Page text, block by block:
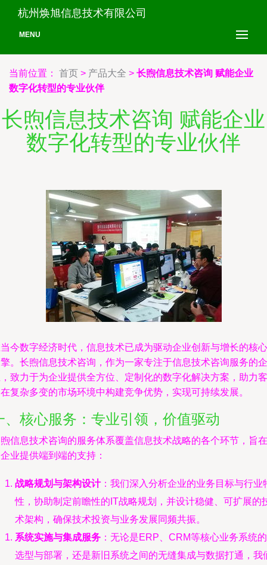
杭州焕旭信息技术有限公司
MENU
当前位置： 首页 > 产品大全 > 长煦信息技术咨询 赋能企业
数字化转型的专业伙伴
长煦信息技术咨询 赋能企业
数字化转型的专业伙伴
今数字经济时代，信息技术已成为驱动企业创新与增长的核心
。长煦信息技术咨询，作为一家专注于信息技术咨询服务的企
致力于为企业提供全方位、定制化的数字化解决方案，助力客
复杂多变的市场环境中构建竞争优势，实现可持续发展。
、核心服务：专业引领，价值驱动
信息技术咨询的服务体系覆盖信息技术战略的各个环节，旨在
业提供端到端的支持：
战略规划与架构设计：我们深入分析企业的业务目标与行业
性，协助制定前瞻性的IT战略规划，并设计稳健、可扩展的
术架构，确保技术投资与业务发展同频共振。
系统实施与集成服务 ：无论是ERP、CRM等核心业务系统的
选型与部署，还是新旧系统之间的无缝集成与数据打通，我